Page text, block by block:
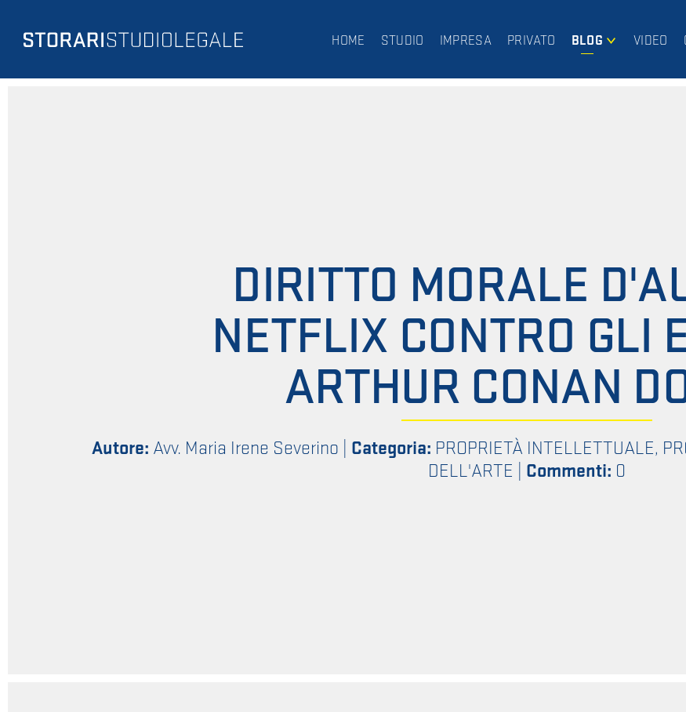
HOME STUDIO IMPRESA PRIVATO BLOG
IMPRESA
VIDEO
DIRITTO MORALE
NETFLIX CONTRO GLI
ARTHUR CONAN
Autore: Avv. Maria Irene Severino Categoria: PROPRIETÀ INTELLETTUALE,
DELL'ARTE
Commenti: 0